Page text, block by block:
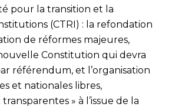
pour la transition et la
(CTRI) : la refondation
de réformes majeures,
Constitution qui devra
référendum, et l’organisation
et nationales libres,
» à l’issue de la